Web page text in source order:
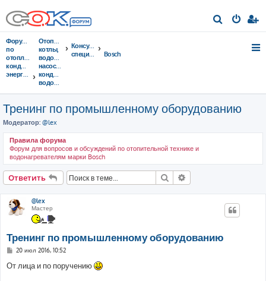
о
Форумы
по
отоплению,
кондиционированию,
энергосбережению
Отопительные
котлы,
водонагреватели,
насосы,
кондиционеры,
водоочистка...
Консультации
специалистов
Bosch
Тренинг по промышленному оборудованию
Модератор: @lex
Правила форума
Форум для вопросов и обсуждений по отопительной технике и
водонагревателям марки Bosch
Ответить Поиск
@lex
Мастер
Тренинг по промышленному оборудованию
С
о
б
20 июл 2016, 10:52
От лица и по поручению